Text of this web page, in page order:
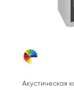
Акустическая